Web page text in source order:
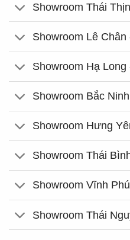
Showroom Thái
Showroom Lê Chân
Showroom Hạ Long
Showroom Bắc Ninh
Showroom Hưng
Showroom Thái
Showroom Vĩnh
Showroom Thái